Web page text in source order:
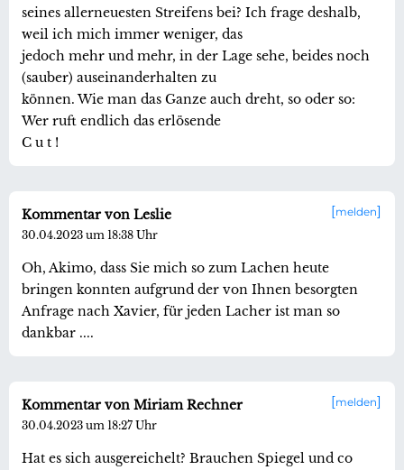
seines allerneuesten Streifens bei? Ich frage deshalb,
weil ich mich immer weniger, das
jedoch mehr und mehr, in der Lage sehe, beides noch
(sauber) auseinanderhalten zu
können. Wie man das Ganze auch dreht, so oder so:
Wer ruft endlich das erlösende
C u t !
melden
Kommentar von Leslie
30.04.2023 um 18:38 Uhr
Oh, Akimo, dass Sie mich so zum Lachen heute
bringen konnten aufgrund der von Ihnen besorgten
Anfrage nach Xavier, für jeden Lacher ist man so
dankbar ....
melden
Kommentar von Miriam Rechner
30.04.2023 um 18:27 Uhr
Hat es sich ausgereichelt? Brauchen Spiegel und co